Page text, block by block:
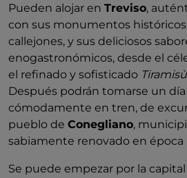
Pueden alojar en Treviso,
con sus monumentos
callejones, y sus deliciosos
enogastronómicos, desde el
el refinado y sofisticado Tiramisù
Después podrán tomarse un día
cómodamente en tren, de
pueblo de Conegliano,
sabiamente renovado en época
Se puede empezar por la